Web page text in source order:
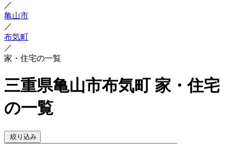
／
亀山市
／
布気町
／
家・住宅の一覧
三重県亀山市布気町 家・住宅
の一覧
絞り込み